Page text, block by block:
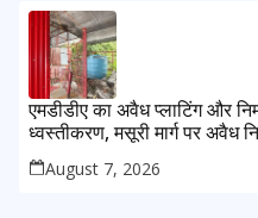
एमडीडीए का अवैध प्लाटिंग और
ध्वस्तीकरण, मसूरी मार्ग पर अवैध
August 7, 2026